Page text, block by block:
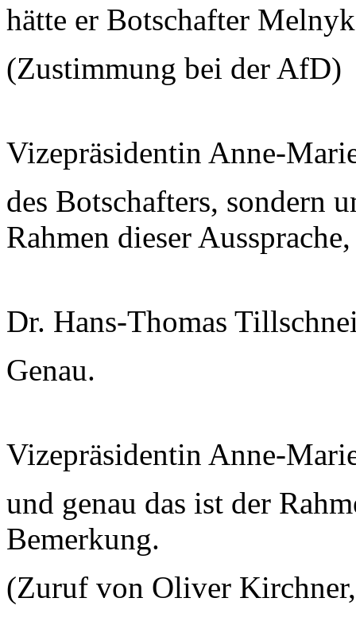
hätte er Botschafter
(Zustimmung bei der AfD)
Vizepräsidentin Anne-
des Botschafters, sondern
Rahmen dieser
Dr. Hans-Thomas
Genau.
Vizepräsidentin Anne-
und genau das ist der
Bemerkung.
(Zuruf von Oliver